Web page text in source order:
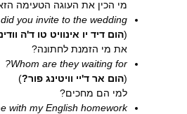
מי הכין את העוגה הטעימה
you invite to the wedding?
(הום דיד יו אינוויט טו ד'ה
את מי הזמנת לחתונה?
Whom are they waiting for?
(הום אר ד'יי וויטינג פור?)
למי הם מחכים?
with my English homework?